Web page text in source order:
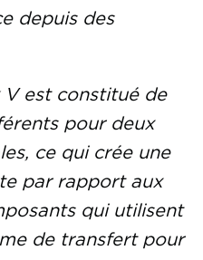
depuis des
V est constitué de
pour deux
ce qui crée une
par rapport aux
qui utilisent
de transfert pour